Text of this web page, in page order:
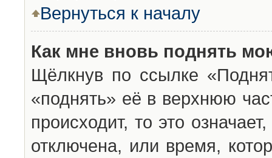
Вернуться к началу
Как мне вновь поднять
Щёлкнув по ссылке
«поднять» её в верхнюю
происходит, то это
отключена, или время,